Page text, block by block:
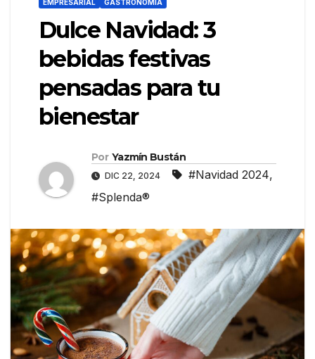
EMPRESARIAL GASTRONOMÍA
Dulce Navidad: 3
bebidas festivas
pensadas para tu
bienestar
Por Yazmín Bustán
DIC 22, 2024 #Navidad 2024,
#Splenda®